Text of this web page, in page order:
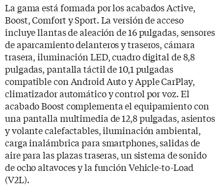
La gama está formada por los acabados Active,
Boost, Comfort y Sport. La versión de acceso
incluye llantas de aleación de 16 pulgadas, sensores
de aparcamiento delanteros y traseros, cámara
trasera, iluminación LED, cuadro digital de 8,8
pulgadas, pantalla táctil de 10,1 pulgadas
compatible con Android Auto y Apple CarPlay,
climatizador automático y control por voz. El
acabado Boost complementa el equipamiento con
una pantalla multimedia de 12,8 pulgadas, asientos
y volante calefactables, iluminación ambiental,
carga inalámbrica para smartphones, salidas de
aire para las plazas traseras, un sistema de sonido
de ocho altavoces y la función Vehicle-to-Load
(V2L).